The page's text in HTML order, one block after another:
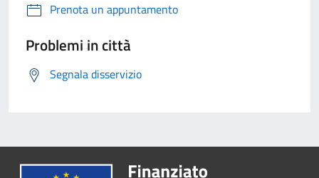
Prenota un appuntamento
Problemi in città
Segnala disservizio